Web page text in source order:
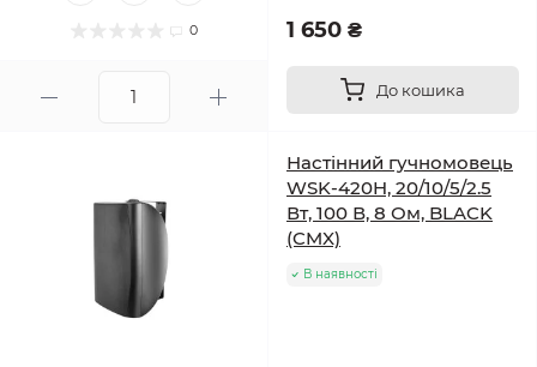
0 1 650 ₴
До кошика
Настінний гучномовець
WSK-420H, 20/10/5/2.5
Вт, 100 В, 8 Ом, BLACK
(CMX)
В наявності